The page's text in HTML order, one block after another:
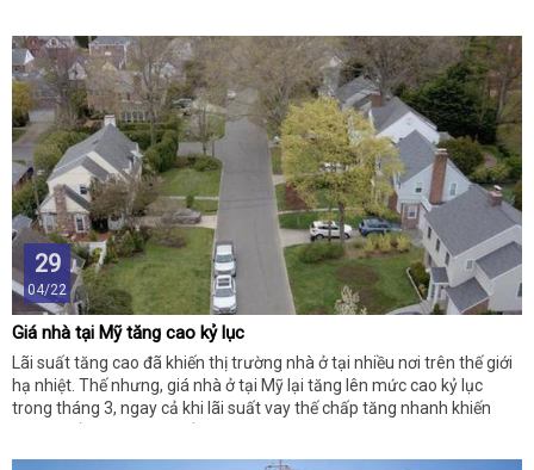
29
04/22
Giá nhà tại Mỹ tăng cao kỷ lục
Lãi suất tăng cao đã khiến thị trường nhà ở tại nhiều nơi trên thế giới
hạ nhiệt. Thế nhưng, giá nhà ở tại Mỹ lại tăng lên mức cao kỷ lục
trong tháng 3, ngay cả khi lãi suất vay thế chấp tăng nhanh khiến